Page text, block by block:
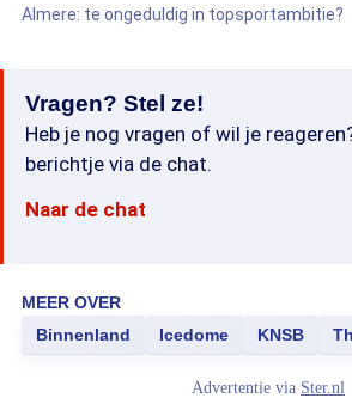
Almere: te ongeduldig in topsportambitie?
Vragen? Stel ze!
Heb je nog vragen of wil je
berichtje via de chat.
Naar de chat
MEER OVER
Binnenland
Icedome KNSB
Advertentie via Ster.nl